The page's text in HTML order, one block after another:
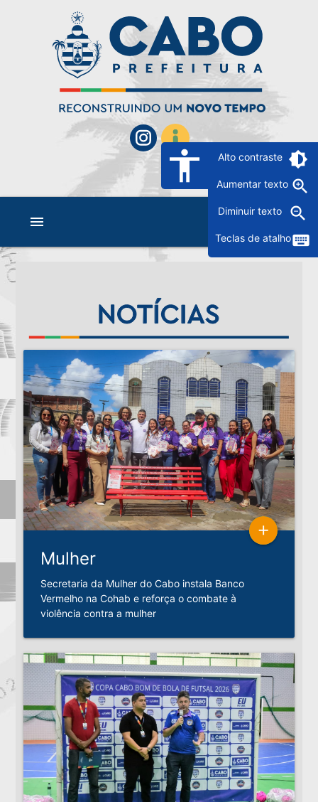
accessibility Alto contraste brightness_6
Aumentar texto zoom_in
Diminuir texto zoom_out
Teclas de atalhokeyboard
menu
add
Mulher
Secretaria da Mulher do Cabo instala Banco
Vermelho na Cohab e reforça o combate à
violência contra a mulher